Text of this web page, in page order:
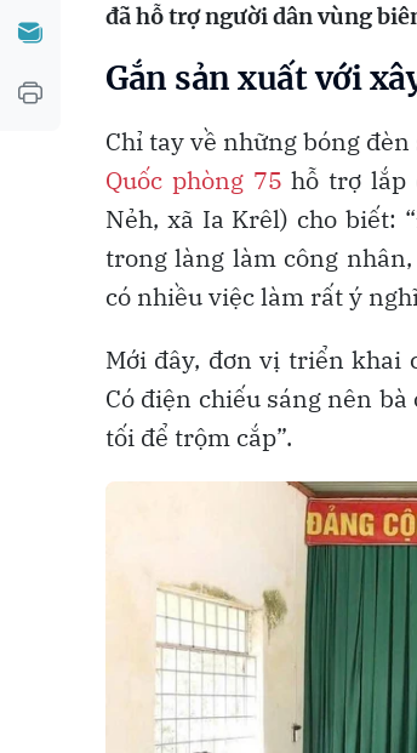
đã hỗ trợ người dân vùng
Gắn sản xuất với
Chỉ tay về những bóng
Quốc phòng 75 hỗ trợ lắp
Nẻh, xã Ia Krêl) cho biết:
trong làng làm công
có nhiều việc làm rất ý
Mới đây, đơn vị triển khai
Có điện chiếu sáng nên
tối để trộm cắp”.